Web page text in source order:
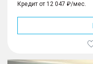
Кредит от 12 047 ₽/мес.